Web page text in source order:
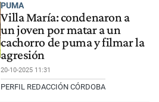
PUMA
Villa María: condenaron a
un joven por matar a un
cachorro de puma y filmar la
agresión
20-10-2025 11:31
PERFIL REDACCIÓN CÓRDOBA